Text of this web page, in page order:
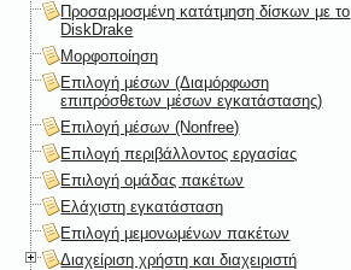
Προσαρμοσμένη κατάτμηση δίσκων με το
DiskDrake
Μορφοποίηση
Επιλογή μέσων (Διαμόρφωση
επιπρόσθετων μέσων εγκατάστασης)
Επιλογή μέσων (Nonfree)
Επιλογή περιβάλλοντος εργασίας
Επιλογή ομάδας πακέτων
Ελάχιστη εγκατάσταση
Επιλογή μεμονωμένων πακέτων
Διαχείριση χρήστη και διαχειριστή